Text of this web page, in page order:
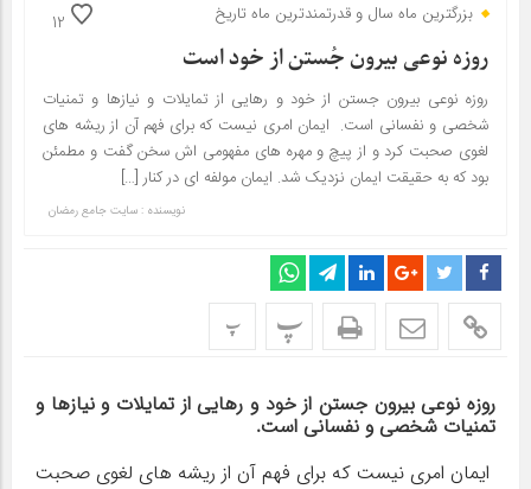
12 بزرگترین ماه سال و قدرتمندترین ماه تاریخ
روزه نوعی بیرون جُستن از خود است
روزه نوعی بیرون جستن از خود و رهایی از تمایلات و نیازها و تمنیات
شخصی و نفسانی است. ایمان امری نیست که برای فهم آن از ریشه های
لغوی صحبت کرد و از پیچ و مهره های مفهومی اش سخن گفت و مطمئن
بود که به حقیقت ایمان نزدیک شد. ایمان مولفه ای در کنار […]
نویسنده : سایت جامع رمضان
پ پ
روزه نوعی بیرون جستن از خود و رهایی از تمایلات و نیازها و
تمنیات شخصی و نفسانی است.
ایمان امری نیست که برای فهم آن از ریشه های لغوی صحبت